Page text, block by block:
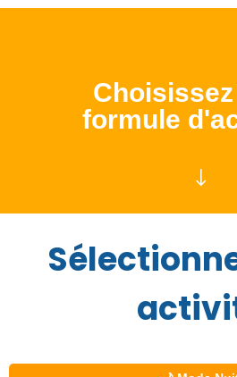
formule
"